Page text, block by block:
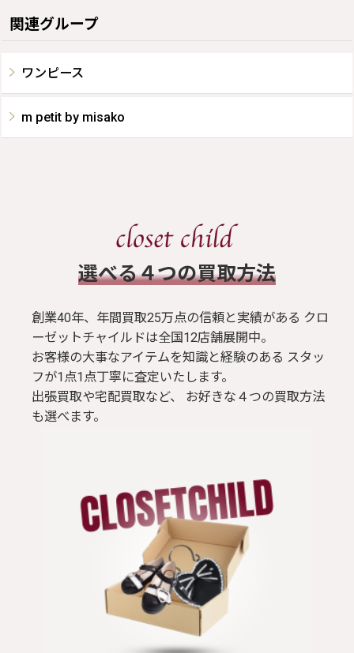
関連グループ
ワンピース
m petit by misako
​選べる４つの買取方法
創業40年、年間買取25万点の信頼と実績がある クロ
ーゼットチャイルドは全国12店舗展開中。
お客様の大事なアイテムを知識と経験のある スタッ
フが1点1点丁寧に査定いたします。
出張買取や宅配買取など、 お好きな４つの買取方法
も選べます。